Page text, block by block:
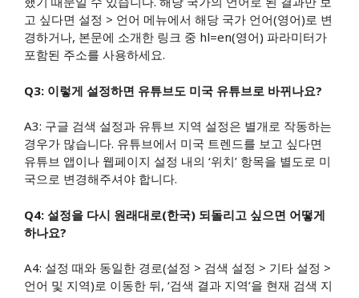
고 싶다면 설정 > 언어 메뉴에서 해당 국가 언어(영어)로 변
경하거나, 본문에 소개한 링크 중 hl=en(영어) 파라미터가
포함된 주소를 사용하세요.
Q3: 이렇게 설정하면 유튜브도 미국 유튜브로 바뀌나요?
A3: 구글 검색 설정과 유튜브 지역 설정은 별개로 작동하는
경우가 많습니다. 유튜브에서 미국 트렌드를 보고 싶다면
유튜브 앱이나 웹페이지 설정 내의 ‘위치’ 항목을 별도로 미
국으로 변경해주셔야 합니다.
Q4: 설정을 다시 원래대로(한국) 되돌리고 싶으면 어떻게
하나요?
A4: 설정 때와 동일한 경로(설정 > 검색 설정 > 기타 설정 >
언어 및 지역)로 이동한 뒤, ‘검색 결과 지역’을 현재 검색 지